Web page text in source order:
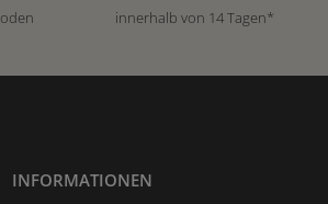
innerhalb von 14 Tagen*
INFORMATIONEN